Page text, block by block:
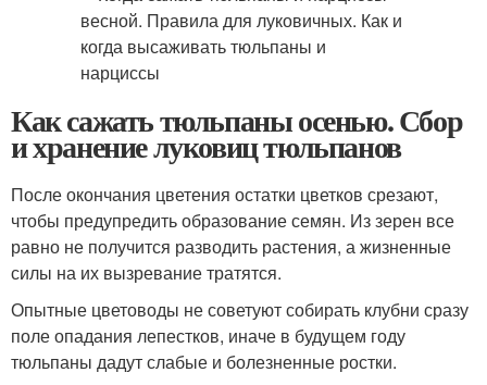
Как сажать тюльпаны осенью. Сбор
и хранение луковиц тюльпанов
После окончания цветения остатки цветков срезают,
чтобы предупредить образование семян. Из зерен все
равно не получится разводить растения, а жизненные
силы на их вызревание тратятся.
Опытные цветоводы не советуют собирать клубни сразу
поле опадания лепестков, иначе в будущем году
тюльпаны дадут слабые и болезненные ростки.